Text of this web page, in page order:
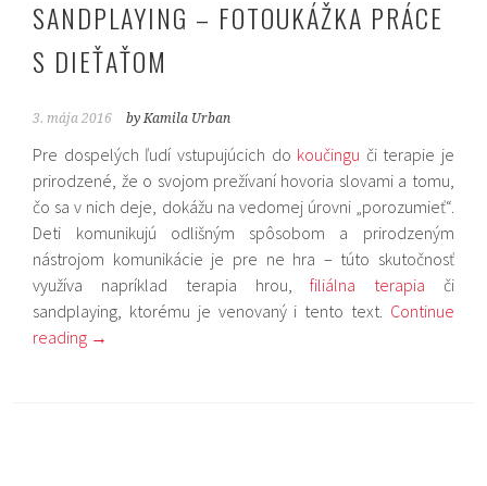
SANDPLAYING – FOTOUKÁŽKA PRÁCE
S DIEŤAŤOM
3. mája 2016 by Kamila Urban
Pre dospelých ľudí vstupujúcich do koučingu či terapie je
prirodzené, že o svojom prežívaní hovoria slovami a tomu,
čo sa v nich deje, dokážu na vedomej úrovni „porozumieť“.
Deti komunikujú odlišným spôsobom a prirodzeným
nástrojom komunikácie je pre ne hra – túto skutočnosť
využíva napríklad terapia hrou,filiálna terapia či
sandplaying, ktorému je venovaný i tento text. Continue
reading →